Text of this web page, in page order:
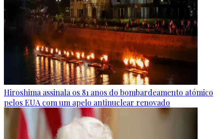
Hiroshima assinala os 81 anos do bombardeamento atómico
pelos EUA com um apelo antinuclear renovado